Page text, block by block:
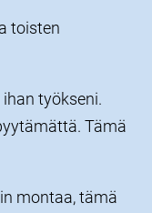
toisten
työkseni.
Tämä
montaa, tämä